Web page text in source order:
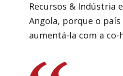
Recursos & Indústria
Angola, porque o
aumentá-la com a